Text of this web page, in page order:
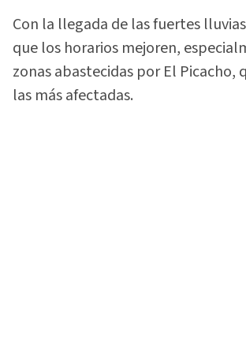
Con la llegada de las fuertes
que los horarios mejoren,
zonas abastecidas por El Picacho,
las más afectadas.